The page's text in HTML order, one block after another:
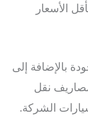
الأسعار
بالإضافة إلى
نقل
الشركة.